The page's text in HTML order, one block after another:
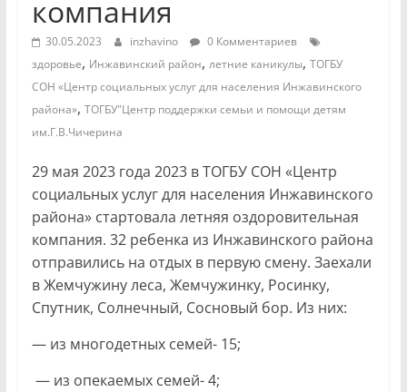
компания
30.05.2023 inzhavino
0 Комментариев
здоровье, Инжавинский район, летние каникулы, ТОГБУ
СОН «Центр социальных услуг для населения Инжавинского
района», ТОГБУ"Центр поддержки семьи и помощи детям
им.Г.В.Чичерина
29 мая 2023 года 2023 в ТОГБУ СОН «Центр
социальных услуг для населения Инжавинского
района» стартовала летняя оздоровительная
компания. 32 ребенка из Инжавинского района
отправились на отдых в первую смену. Заехали
в Жемчужину леса, Жемчужинку, Росинку,
Спутник, Солнечный, Сосновый бор. Из них:
— из многодетных семей- 15;
— из опекаемых семей- 4;